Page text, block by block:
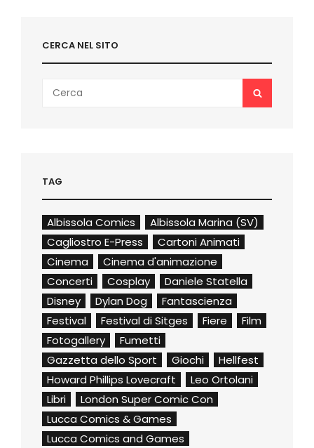
CERCA NEL SITO
Search
for:
SEARCH
TAG
Albissola Comics
Albissola Marina (SV)
Cagliostro E-Press
Cartoni Animati
Cinema
Cinema d'animazione
Concerti
Cosplay
Daniele Statella
Disney
Dylan Dog
Fantascienza
Festival
Festival di Sitges Fiere
Film
Fotogallery
Fumetti
Gazzetta dello Sport
Giochi
Hellfest
Howard Phillips Lovecraft
Leo Ortolani
Libri
London Super Comic Con
Lucca Comics & Games
Lucca Comics and Games